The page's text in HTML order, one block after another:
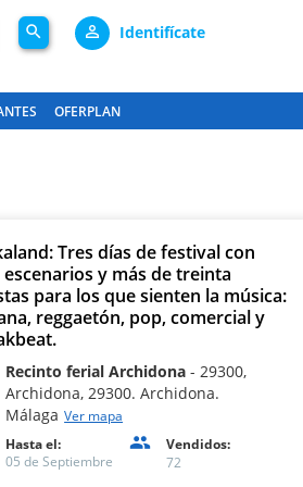
search person_outline Identifícate
OFERPLAN
Tres días de festival con
y más de treinta
para los que sienten la música:
reggaetón, pop, comercial y
Recinto ferial Archidona
29300,
Archidona, 29300. Archidona.
Málaga Ver mapa
Hasta el:
05 de Septiembre
Vendidos:
72